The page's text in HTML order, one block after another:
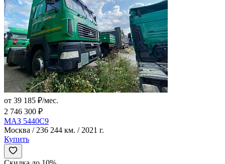
от 39 185 ₽/мес.
2 746 300 ₽
МАЗ 5440C9
Москва / 236 244 км. / 2021 г.
Купить